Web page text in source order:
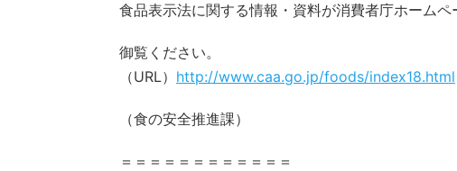
食品表示法に関する情報・資料が消費者庁ホーム
御覧ください。
（URL） http://www.caa.go.jp/foods/index18.html
（食の安全推進課）
＝＝＝＝＝＝＝＝＝＝＝＝